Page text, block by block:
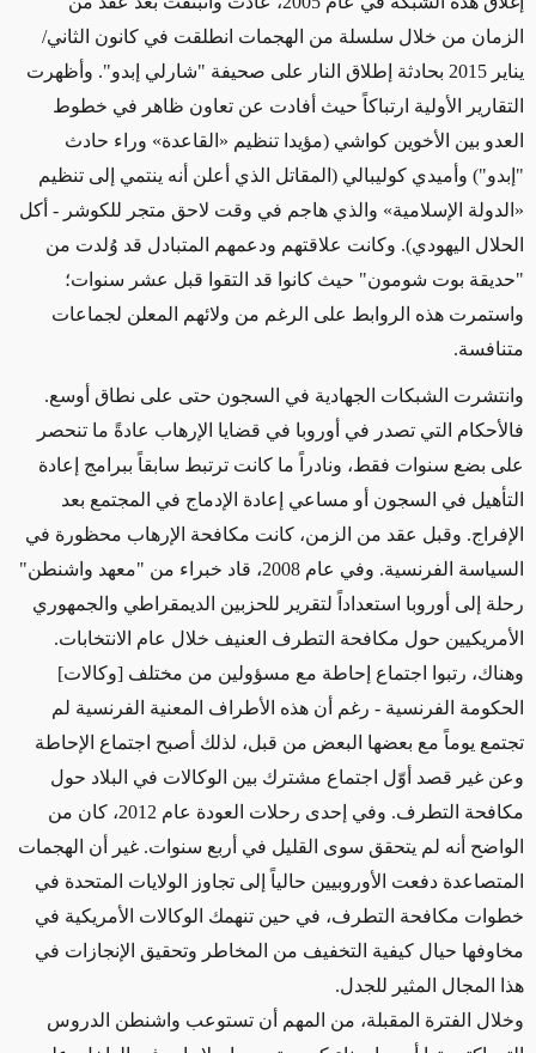
الزمان من خلال سلسلة من الهجمات انطلقت في كانون الثاني/
يناير 2015 بحادثة إطلاق النار على صحيفة "شارلي إبدو". وأظهرت
التقارير الأولية ارتباكاً حيث أفادت عن تعاون ظاهر في خطوط
العدو بين الأخوين كواشي (مؤيدا تنظيم «القاعدة» وراء حادث
"إبدو") وأميدي كوليبالي (المقاتل الذي أعلن أنه ينتمي إلى تنظيم
«الدولة الإسلامية» والذي هاجم في وقت لاحق متجر للكوشر - أكل
الحلال اليهودي). وكانت علاقتهم ودعمهم المتبادل قد وُلدت من
"حديقة بوت شومون" حيث كانوا قد التقوا قبل عشر سنوات؛
واستمرت هذه الروابط على الرغم من ولائهم المعلن لجماعات
متنافسة.
وانتشرت الشبكات الجهادية في السجون حتى على نطاق أوسع.
فالأحكام التي تصدر في أوروبا في قضايا الإرهاب عادةً ما تنحصر
على بضع سنوات فقط، ونادراً ما كانت ترتبط سابقاً ببرامج إعادة
التأهيل في السجون أو مساعي إعادة الإدماج في المجتمع بعد
الإفراج. وقبل عقد من الزمن، كانت مكافحة الإرهاب محظورة في
السياسة الفرنسية. وفي عام 2008، قاد خبراء من "معهد واشنطن"
رحلة إلى أوروبا استعداداً لتقرير للحزبين الديمقراطي والجمهوري
الأمريكيين حول مكافحة التطرف العنيف خلال عام الانتخابات.
وهناك، رتبوا اجتماع إحاطة مع مسؤولين من مختلف [وكالات]
الحكومة الفرنسية - رغم أن هذه الأطراف المعنية الفرنسية لم
تجتمع يوماً مع بعضها البعض من قبل، لذلك أصبح اجتماع الإحاطة
وعن غير قصد أوّل اجتماع مشترك بين الوكالات في البلاد حول
مكافحة التطرف. وفي إحدى رحلات العودة عام 2012، كان من
الواضح أنه لم يتحقق سوى القليل في أربع سنوات. غير أن الهجمات
المتصاعدة دفعت الأوروبيين حالياً إلى تجاوز الولايات المتحدة في
خطوات مكافحة التطرف، في حين تنهمك الوكالات الأمريكية في
مخاوفها حيال كيفية التخفيف من المخاطر وتحقيق الإنجازات في
هذا المجال المثير للجدل.
وخلال الفترة المقبلة، من المهم أن تستوعب واشنطن الدروس